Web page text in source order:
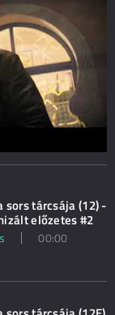
sors tárcsája (12) -
előzetes #2
00:00